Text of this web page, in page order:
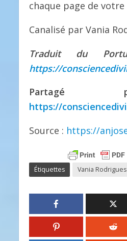
chaque page de
Canalisé par Vania
Traduit du
https://
https://
Source : https://
Étiquettes Vania Rodrigues